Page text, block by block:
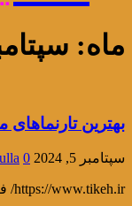
ماه: سپتامبر
بهترین
سپتامبر 5, 2024 0
https://www.tikeh.ir/ فارسی https://alkalam.ir/ عربی https://www.racy.ir/ انگلیسی